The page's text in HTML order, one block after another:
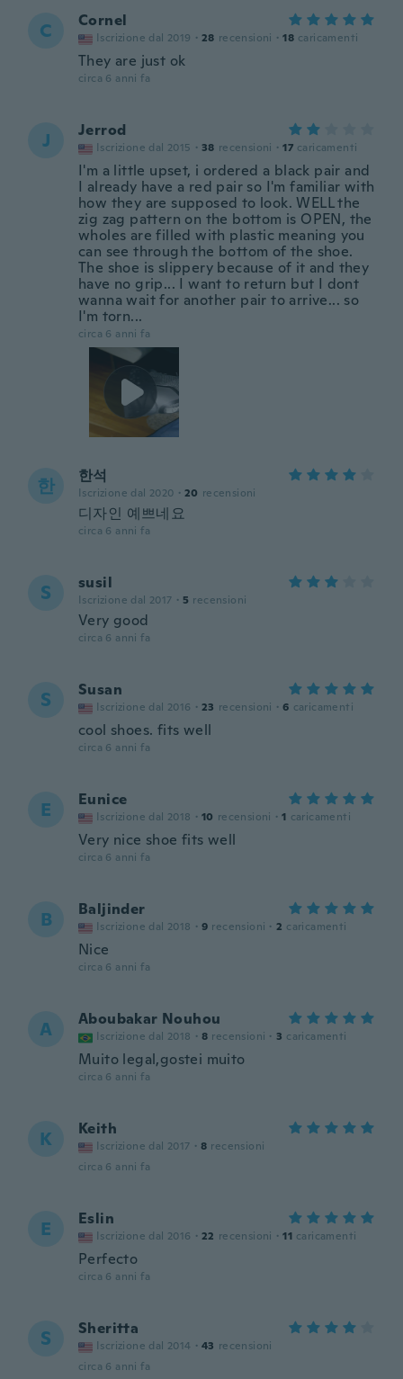
C Cornel
Iscrizione dal 2019 · 28 recensioni · 18 caricamenti
They are just ok
circa 6 anni fa
J Jerrod
Iscrizione dal 2015 · 38 recensioni · 17 caricamenti
I'm a little upset, i ordered a black pair and
I already have a red pair so I'm familiar with
how they are supposed to look. WELL the
zig zag pattern on the bottom is OPEN, the
wholes are filled with plastic meaning you
can see through the bottom of the shoe.
The shoe is slippery because of it and they
have no grip... I want to return but I dont
wanna wait for another pair to arrive... so
I'm torn...
circa 6 anni fa
한 한석
Iscrizione dal 2020 · 20 recensioni
디자인 예쁘네요
circa 6 anni fa
S susil
Iscrizione dal 2017 · 5 recensioni
Very good
circa 6 anni fa
S Susan
Iscrizione dal 2016 · 23 recensioni · 6 caricamenti
cool shoes. fits well
circa 6 anni fa
E Eunice
Iscrizione dal 2018 · 10 recensioni · 1 caricamenti
Very nice shoe fits well
circa 6 anni fa
B Baljinder
Iscrizione dal 2018 · 9 recensioni · 2 caricamenti
Nice
circa 6 anni fa
A Aboubakar Nouhou
Iscrizione dal 2018 · 8 recensioni · 3 caricamenti
Muito legal,gostei muito
circa 6 anni fa
K Keith
Iscrizione dal 2017 · 8 recensioni
circa 6 anni fa
E Eslin
Iscrizione dal 2016 · 22 recensioni · 11 caricamenti
Perfecto
circa 6 anni fa
S Sheritta
Iscrizione dal 2014 · 43 recensioni
circa 6 anni fa